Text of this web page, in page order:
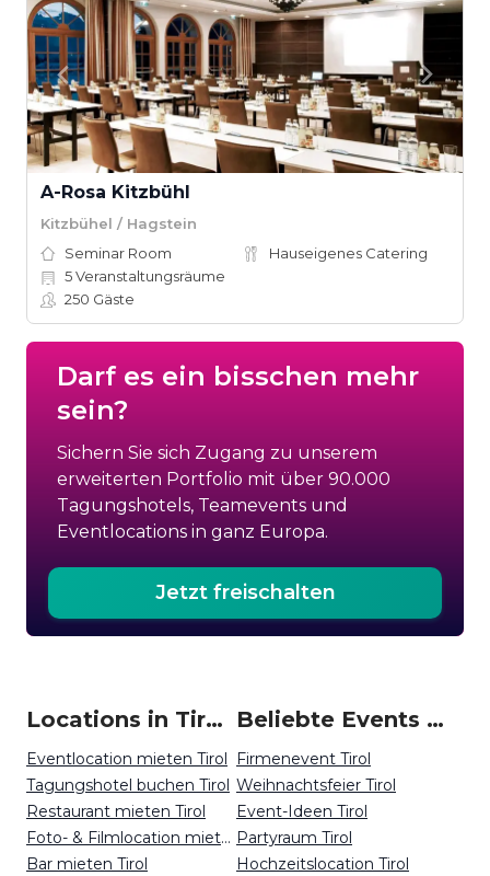
A-Rosa Kitzbühl
Kitzbühel / Hagstein
Seminar Room
Hauseigenes Catering
5Veranstaltungsräume
250 Gäste
Darf es ein bisschen mehr
sein?
Sichern Sie sich Zugang zu unserem
erweiterten Portfolio mit über 90.000
Tagungshotels, Teamevents und
Eventlocations in ganz Europa.
Jetzt freischalten
Locations in Tirol mieten
Eventlocation mieten Tirol
Tagungshotel buchen Tirol
Restaurant mieten Tirol
Foto- & Filmlocation mieten Tirol
Bar mieten Tirol
Beliebte Events in Tirol
Firmenevent Tirol
Weihnachtsfeier Tirol
Event-Ideen Tirol
Partyraum Tirol
Hochzeitslocation Tirol